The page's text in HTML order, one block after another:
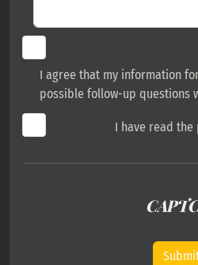
I agree that my information
possible follow-up questions
I have read the